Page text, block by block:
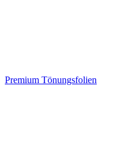
Premium Tönungsfolien